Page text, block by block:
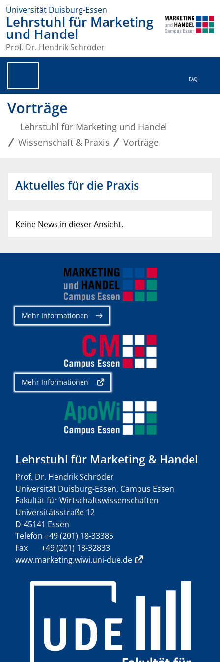
Universität Duisburg-Essen
Lehrstuhl für Marketing
und Handel
Prof. Dr. Hendrik Schröder
FAQ
Vorträge
Lehrstuhl für Marketing und Handel
Wissenschaft & Praxis
Vorträge
Aktuelles für die Praxis
Keine News in dieser Ansicht.
Mehr Informationen
Mehr Informationen
Lehrstuhl für Marketing & Handel
Prof. Dr. Hendrik Schröder
Universität Duisburg-Essen, Campus Essen
Fakultät für Wirtschaftswissenschaften
Universitätsstraße 12
D-45141 Essen
Telefon +49 (201) 18-33385
Fax +49 (201) 18-32833
www.marketing.wiwi.uni-due.de